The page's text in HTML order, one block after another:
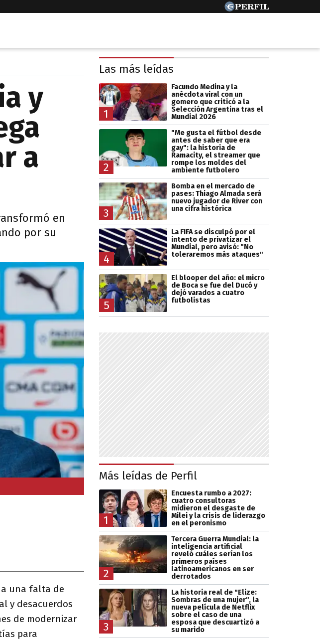
y
a
en
por su
una falta de
y desacuerdos
de modernizar
para
Las más leídas
1
Facundo Medina y la
anécdota viral con un
gomero que criticó a la
Selección Argentina tras el
Mundial 2026
2
"Me gusta el fútbol desde
antes de saber que era
gay": la historia de
Ramacity, el streamer que
rompe los moldes del
ambiente futbolero
3
Bomba en el mercado de
pases: Thiago Almada será
nuevo jugador de River con
una cifra histórica
4
La FIFA se disculpó por el
intento de privatizar el
Mundial, pero avisó: "No
toleraremos más ataques"
5
El blooper del año: el micro
de Boca se fue del Ducó y
dejó varados a cuatro
futbolistas
Más leídas de Perfil
1
Encuesta rumbo a 2027:
cuatro consultoras
midieron el desgaste de
Milei y la crisis de liderazgo
en el peronismo
2
Tercera Guerra Mundial: la
inteligencia artificial
reveló cuáles serían los
primeros países
latinoamericanos en ser
derrotados
3
La historia real de "Elize:
Sombras de una mujer", la
nueva película de Netflix
sobre el caso de una
esposa que descuartizó a
su marido